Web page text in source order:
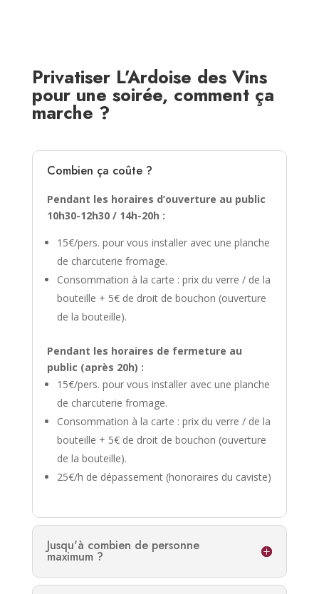
Privatiser L’Ardoise des Vins
pour une soirée, comment ça
marche ?
Combien ça coûte ?
Pendant les horaires d’ouverture au public
10h30-12h30 / 14h-20h :
15€/pers. pour vous installer avec une planche
de charcuterie fromage.
Consommation à la carte : prix du verre / de la
bouteille + 5€ de droit de bouchon (ouverture
de la bouteille).
Pendant les horaires de fermeture au
public (après 20h) :
15€/pers. pour vous installer avec une planche
de charcuterie fromage.
Consommation à la carte : prix du verre / de la
bouteille + 5€ de droit de bouchon (ouverture
de la bouteille).
25€/h de dépassement (honoraires du caviste)
Jusqu'à combien de personne
maximum ?